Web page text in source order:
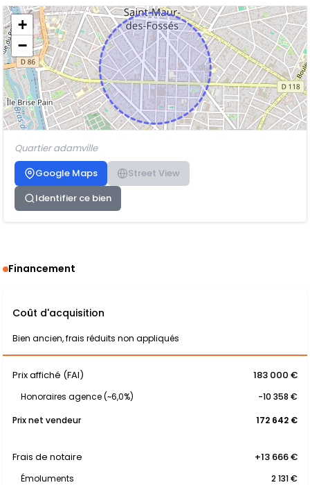
+
−
Quartier adamville
Google Maps
Street View
Identifier ce bien
Financement
Coût d'acquisition
Bien ancien, frais réduits non appliqués
Prix affiché (FAI) 183 000 €
Honoraires agence (~6,0%)
-10 358 €
Prix net vendeur
172 642 €
Frais de notaire +13 666 €
Émoluments
2 131 €